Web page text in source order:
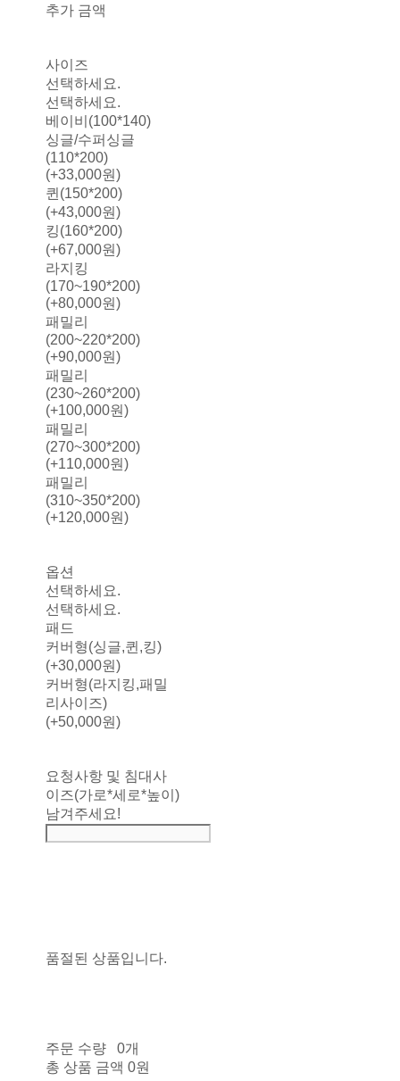
추가 금액
사이즈
선택하세요.
선택하세요.
베이비(100*140)
싱글/수퍼싱글
(110*200)
(+33,000원)
퀸(150*200)
(+43,000원)
킹(160*200)
(+67,000원)
라지킹
(170~190*200)
(+80,000원)
패밀리
(200~220*200)
(+90,000원)
패밀리
(230~260*200)
(+100,000원)
패밀리
(270~300*200)
(+110,000원)
패밀리
(310~350*200)
(+120,000원)
옵션
선택하세요.
선택하세요.
패드
커버형(싱글,퀸,킹)
(+30,000원)
커버형(라지킹,패밀
리사이즈)
(+50,000원)
요청사항 및 침대사
이즈(가로*세로*높이)
남겨주세요!
품절된 상품입니다.
주문 수량
0개
총 상품 금액 0원